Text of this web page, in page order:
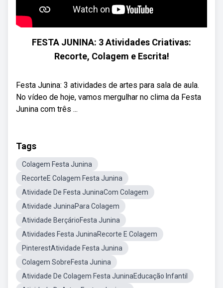
FESTA JUNINA: 3 Atividades Criativas:
Recorte, Colagem e Escrita!
Festa Junina: 3 atividades de artes para sala de aula.
No vídeo de hoje, vamos mergulhar no clima da Festa
Junina com três ...
Tags
Colagem Festa Junina
RecorteE Colagem Festa Junina
Atividade De Festa JuninaCom Colagem
Atividade JuninaPara Colagem
Atividade BerçárioFesta Junina
Atividades Festa JuninaRecorte E Colagem
PinterestAtividade Festa Junina
Colagem SobreFesta Junina
Atividade De Colagem Festa JuninaEducação Infantil